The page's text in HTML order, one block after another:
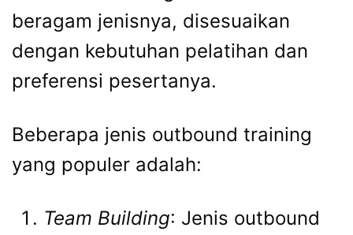
beragam jenisnya, disesuaikan
dengan kebutuhan pelatihan dan
preferensi pesertanya.
Beberapa jenis outbound training
yang populer adalah:
Team Building: Jenis outbound